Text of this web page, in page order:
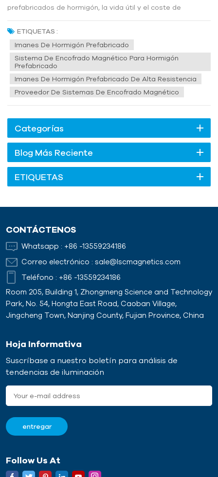
prefabricados de hormigón, la vida útil y el coste de
mantenimiento del molde siempre han sido la prioridad para
las empresas. La aparición de... Encofrado magnético No
solo mejora la precisión y la eficiencia de la producción, sino
que también contribuye s...
ETIQUETAS :
Imanes De Hormigón Prefabricado
Sistema De Encofrado Magnético Para Hormigón
Prefabricado
Imanes De Hormigón Prefabricado De Alta Resistencia
Proveedor De Sistemas De Encofrado Magnético
Categorías
Blog Más Reciente
ETIQUETAS
CONTÁCTENOS
Whatsapp : +86 -13559234186
Correo electrónico : sale@lscmagnetics.com
Teléfono : +86 -13559234186
Room 205, Building 1, Zhongmeng Science and Technology
Park, No. 54, Hongta East Road, Caoban Village,
Jingcheng Town, Nanjing County, Fujian Province, China
Hoja Informativa
Suscríbase a nuestro boletín para análisis de
tendencias de iluminación
Follow Us At